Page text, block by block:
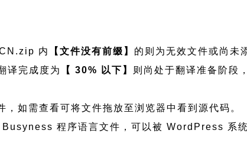
内
【文件没有前缀】 的则为无效文件或尚未
译完成度为
【 30% 以下】 则尚处于翻译准备阶段
如需查看可将文件拖放至浏览器中看到源代码。
程序语言文件，可以被 WordPress 系统